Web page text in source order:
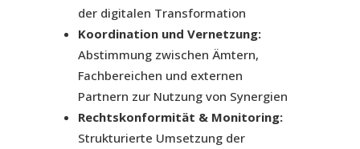
der digitalen Transformation
Koordination und Vernetzung:
Abstimmung zwischen Ämtern,
Fachbereichen und externen
Partnern zur Nutzung von Synergien
Rechtskonformität & Monitoring:
Strukturierte Umsetzung der